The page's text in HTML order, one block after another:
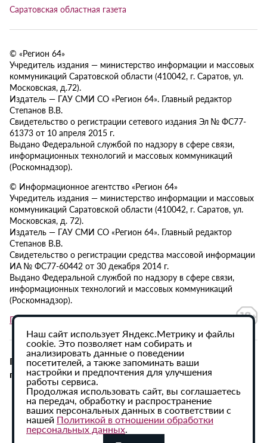
Саратовская областная газета
© «Регион 64»
Учредитель издания — министерство информации и массовых
коммуникаций Саратовской области (410042, г. Саратов, ул.
Московская, д.72).
Издатель — ГАУ СМИ СО «Регион 64». Главный редактор
Степанов В.В.
Свидетельство о регистрации сетевого издания Эл № ФС77-
61373 от 10 апреля 2015 г.
Выдано Федеральной службой по надзору в сфере связи,
информационных технологий и массовых коммуникаций
(Роскомнадзор).
© Информационное агентство «Регион 64»
Учредитель издания — министерство информации и массовых
коммуникаций Саратовской области (410042, г. Саратов, ул.
Московская, д. 72).
Издатель — ГАУ СМИ СО «Регион 64». Главный редактор
Степанов В.В.
Свидетельство о регистрации средства массовой информации
ИА № ФС77-60442 от 30 декабря 2014 г.
Выдано Федеральной службой по надзору в сфере связи,
информационных технологий и массовых коммуникаций
(Роскомнадзор).
Политика в отношении обработки персональных данных
При использовании материалов сайта активная
гиперссылка на ИА «Регион 64» обязательна.
Наш сайт использует Яндекс.Метрику и файлы
cookie. Это позволяет нам собирать и
анализировать данные о поведении
посетителей, а также запоминать ваши
настройки и предпочтения для улучшения
работы сервиса.
Продолжая использовать сайт, вы соглашаетесь
на передач, обработку и распространение
ваших персональных данных в соответствии с
нашей Политикой в отношении обработки
персональных данных.